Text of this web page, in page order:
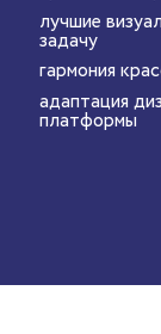
лучшие
задачу
гармония
адаптация
платформы